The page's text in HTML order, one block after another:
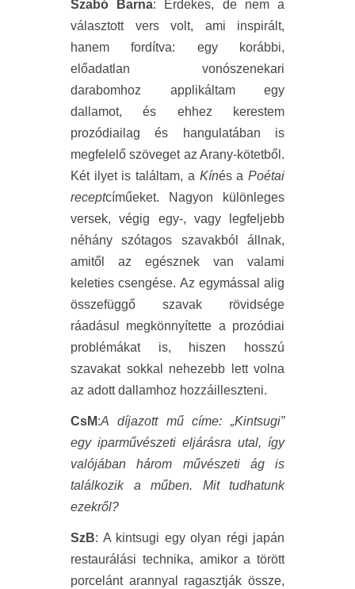
Szabó Barna: Érdekes, de nem a
választott vers volt, ami inspirált,
hanem fordítva: egy korábbi,
előadatlan vonószenekari
darabomhoz applikáltam egy
dallamot, és ehhez kerestem
prozódiailag és hangulatában is
megfelelő szöveget az Arany-kötetből.
Két ilyet is találtam, a Kínés aPoétai
receptcíműeket. Nagyon különleges
versek, végig egy-, vagy legfeljebb
néhány szótagos szavakból állnak,
amitől az egésznek van valami
keleties csengése. Az egymással alig
összefüggő szavak rövidsége
ráadásul megkönnyítette a prozódiai
problémákat is, hiszen hosszú
szavakat sokkal nehezebb lett volna
az adott dallamhoz hozzáilleszteni.
CsM:A díjazott mű címe: „Kintsugi”
egy iparművészeti eljárásra utal, így
valójában három művészeti ág is
találkozik a műben. Mit tudhatunk
ezekről?
SzB: A kintsugi egy olyan régi japán
restaurálási technika, amikor a törött
porcelánt arannyal ragasztják össze,